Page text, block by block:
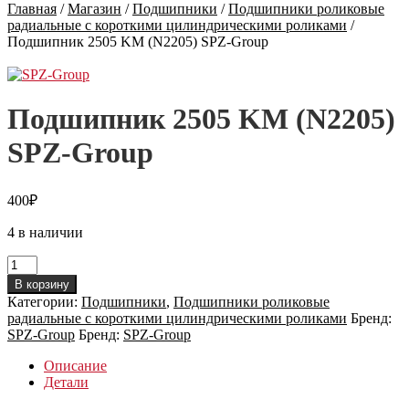
Главная /Магазин /Подшипники /Подшипники роликовые
радиальные с короткими цилиндрическими роликами /
Подшипник 2505 KM (N2205) SPZ-Group
Подшипник 2505 KM (N2205)
SPZ-Group
400₽
4 в наличии
Количество
товара
Подшипник
2505
KM
(N2205)
SPZ-
Group
В корзину
Категории: Подшипники, Подшипники роликовые
радиальные с короткими цилиндрическими роликами Бренд:
SPZ-Group Бренд: SPZ-Group
Описание
Детали